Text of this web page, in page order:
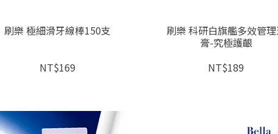
刷樂 極細滑牙線棒150支
NT$169
刷樂 科研白旗艦多效管
膏-究極護齦
NT$189